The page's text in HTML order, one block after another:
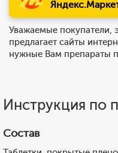
Уважаемые покупатели,
предлагает сайты
нужные Вам препараты
Инструкция по
Состав